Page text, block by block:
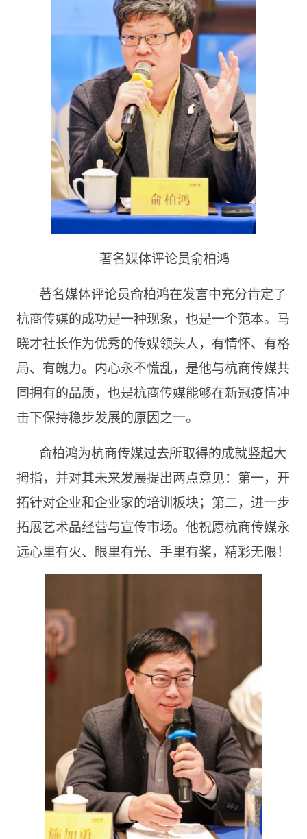
著名媒体评论员俞柏鸿
著名媒体评论员俞柏鸿在发言中充分肯定了
杭商传媒的成功是一种现象，也是一个范本。马
晓才社长作为优秀的传媒领头人，有情怀、有格
局、有魄力。内心永不慌乱，是他与杭商传媒共
同拥有的品质，也是杭商传媒能够在新冠疫情冲
击下保持稳步发展的原因之一。
俞柏鸿为杭商传媒过去所取得的成就竖起大
拇指，并对其未来发展提出两点意见：第一，开
拓针对企业和企业家的培训板块；第二，进一步
拓展艺术品经营与宣传市场。他祝愿杭商传媒永
远心里有火、眼里有光、手里有桨，精彩无限！